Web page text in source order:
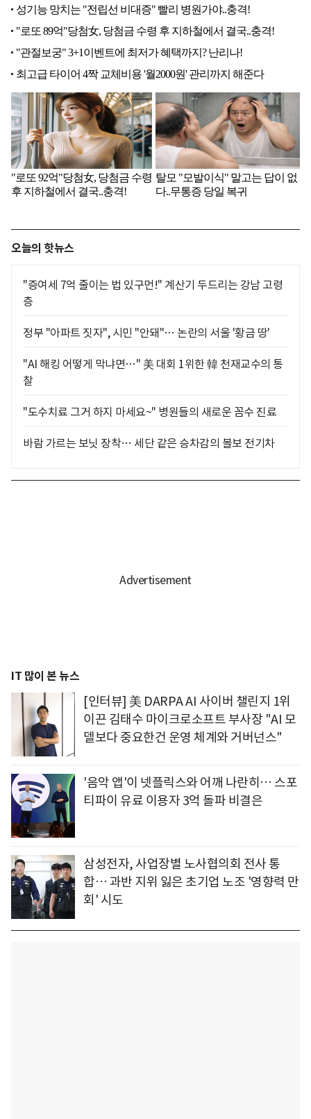
오늘의 핫뉴스
"증여세 7억 줄이는 법 있구먼!" 계산기 두드리는 강남 고령
층
정부 "아파트 짓자", 시민 "안돼"… 논란의 서울 '황금 땅'
"AI 해킹 어떻게 막냐면…" 美 대회 1위한 韓 천재교수의 통
찰
"도수치료 그거 하지 마세요~" 병원들의 새로운 꼼수 진료
바람 가르는 보닛 장착… 세단 같은 승차감의 볼보 전기차
IT 많이 본 뉴스
[인터뷰] 美 DARPA AI 사이버 챌린지 1위
이끈 김태수 마이크로소프트 부사장 "AI 모
델보다 중요한건 운영 체계와 거버넌스"
'음악 앱'이 넷플릭스와 어깨 나란히… 스포
티파이 유료 이용자 3억 돌파 비결은
삼성전자, 사업장별 노사협의회 전사 통
합… 과반 지위 잃은 초기업 노조 '영향력 만
회' 시도